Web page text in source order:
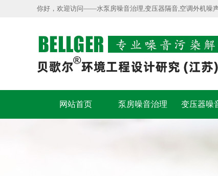
你好，欢迎访问——水泵房噪音治理,变压器隔音,空调外机噪
网站首页 泵房噪音治理 变压器噪